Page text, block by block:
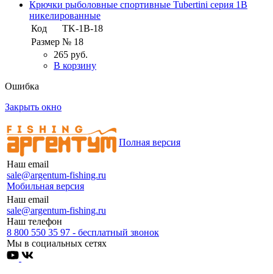
Крючки рыболовные спортивные Tubertini серия 1B
никелированные
Код
TK-1B-18
Размер № 18
265 руб.
В корзину
Ошибка
Закрыть окно
Наш email
sale@argentum-fishing.ru
Мобильная версия
Полная версия
Наш email
sale@argentum-fishing.ru
Наш телефон
8 800 550 35 97 - бесплатный звонок
Мы в социальных сетях